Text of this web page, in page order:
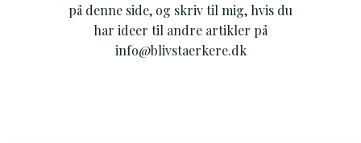
på denne side, og skriv til mig, hvis du
har ideer til andre artikler på
info@blivstaerkere.dk